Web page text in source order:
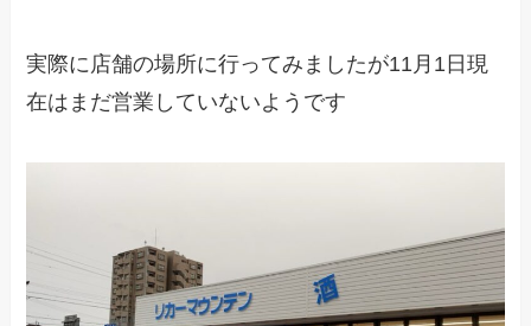
実際に店舗の場所に行ってみましたが11月1日現
在はまだ営業していないようです